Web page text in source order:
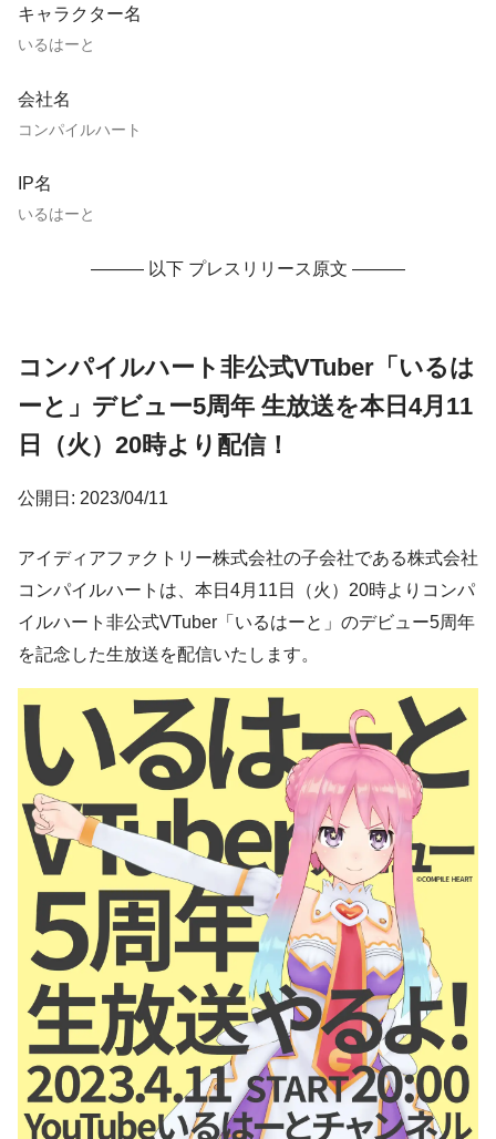
キャラクター名
いるはーと
会社名
コンパイルハート
IP名
いるはーと
——— 以下 プレスリリース原文 ———
コンパイルハート非公式VTuber「いるは
ーと」デビュー5周年 生放送を本日4月11
日（火）20時より配信！
公開日: 2023/04/11
アイディアファクトリー株式会社の子会社である株式会社
コンパイルハートは、本日4月11日（火）20時よりコンパ
イルハート非公式VTuber「いるはーと」のデビュー5周年
を記念した生放送を配信いたします。